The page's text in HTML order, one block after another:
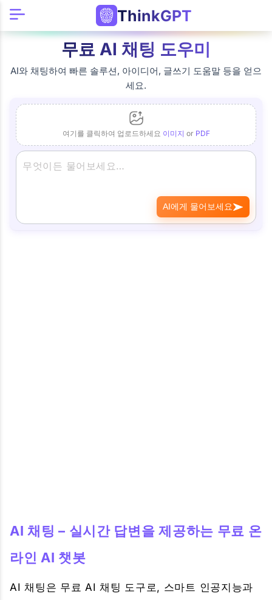
ThinkGPT
무료 AI 채팅 도우미
AI와 채팅하여 빠른 솔루션, 아이디어, 글쓰기 도움말 등을 얻으
세요.
여기를 클릭하여 업로드하세요 이미지 or PDF
AI에게 물어보세요
AI 채팅 – 실시간 답변을 제공하는 무료 온
라인 AI 챗봇
AI 채팅은 무료 AI 채팅 도구로, 스마트 인공지능과